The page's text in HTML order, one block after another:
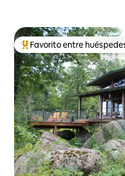
Favorito entre los
Favorito entre